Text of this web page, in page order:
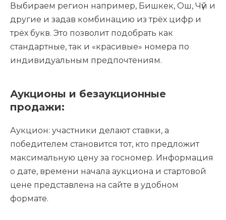
Выбираем регион например, Бишкек, Ош, Чүй и
другие и задав комбинацию из трёх цифр и
трёх букв. Это позволит подобрать как
стандартные, так и «красивые» номера по
индивидуальным предпочтениям.
Аукционы и безаукционные
продажи:
Аукцион: участники делают ставки, а
победителем становится тот, кто предложит
максимальную цену за госномер. Информация
о дате, времени начала аукциона и стартовой
цене представлена на сайте в удобном
формате.